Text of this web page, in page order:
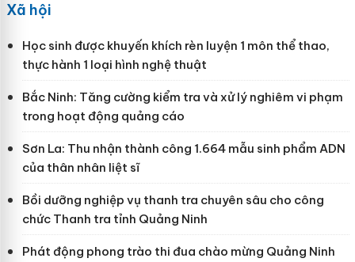
Xã hội
Học sinh được khuyến khích rèn luyện 1 môn thể thao,
thực hành 1 loại hình nghệ thuật
Bắc Ninh: Tăng cường kiểm tra và xử lý nghiêm vi phạm
trong hoạt động quảng cáo
Sơn La: Thu nhận thành công 1.664 mẫu sinh phẩm ADN
của thân nhân liệt sĩ
Bồi dưỡng nghiệp vụ thanh tra chuyên sâu cho công
chức Thanh tra tỉnh Quảng Ninh
Phát động phong trào thi đua chào mừng Quảng Ninh